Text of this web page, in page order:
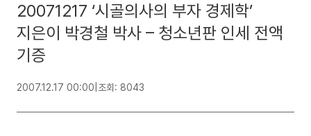
20071217 ‘시골의사의 부자 경제학’
지은이 박경철 박사 – 청소년판 인세 전액
기증
2007.12.17 00:00 조회: 8043